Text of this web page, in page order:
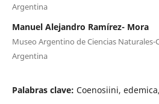
Argentina
Manuel Alejandro Ramírez- Mora
Museo Argentino de Ciencias Naturales-
Argentina
Palabras clave: Coenosiini,